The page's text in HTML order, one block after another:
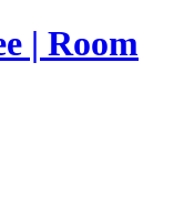
| Room